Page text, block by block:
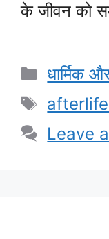
के जीवन को
धार्मिक
Tags
Leave